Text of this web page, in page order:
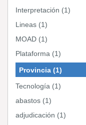
Interpretación (1)
Lineas (1)
MOAD (1)
Plataforma (1)
Provincia (1)
Tecnología (1)
abastos (1)
adjudicación (1)